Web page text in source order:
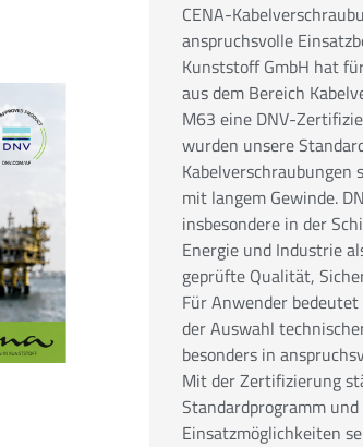
CENA-
anspruchsvolle
Kunststoff GmbH hat
aus dem Bereich
M63 eine DNV-
wurden unsere
Kabelverschraubungen
mit langem Gewinde.
insbesondere in der
Energie und Industrie
geprüfte Qualität,
Für Anwender
der Auswahl
besonders in
Mit der Zertifizierung
Standardprogramm
Einsatzmöglichkeiten